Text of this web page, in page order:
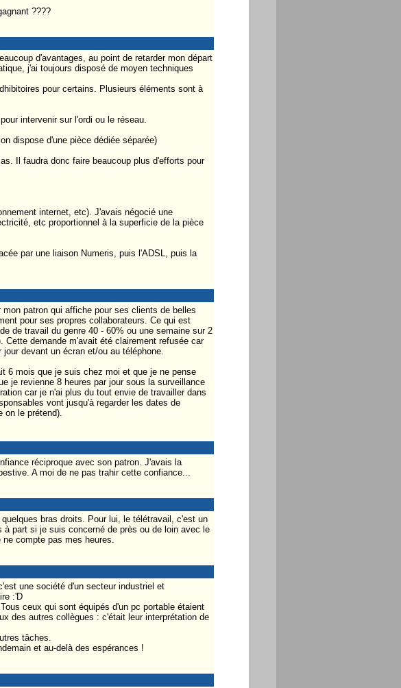
????
d'avantages, au point de retarder mon départ
j'ai toujours disposé de moyen techniques
pour certains. Plusieurs éléments sont à
intervenir sur l'ordi ou le réseau.
dispose d'une pièce dédiée séparée)
Il faudra donc faire beaucoup plus d'efforts pour
internet, etc). J'avais négocié une
etc proportionnel à la superficie de la pièce
par une liaison Numeris, puis l'ADSL, puis la
patron qui affiche pour ses clients de belles
pour ses propres collaborateurs. Ce qui est
de travail du genre 40 - 60% ou une semaine sur 2
demande m'avait été clairement refusée car
devant un écran et/ou au téléphone.
6 mois que je suis chez moi et que je ne pense
je revienne 8 heures par jour sous la surveillance
car je n'ai plus du tout envie de travailler dans
vont jusqu'à regarder les dates de
le prétend).
réciproque avec son patron. J'avais la
A moi de ne pas trahir cette confiance...
bras droits. Pour lui, le télétravail, c'est un
part si je suis concerné de près ou de loin avec le
compte pas mes heures.
une société d'un secteur industriel et
:'D
ceux qui sont équipés d'un pc portable étaient
des autres collègues : c'était leur interprétation de
tâches.
et au-delà des espérances !